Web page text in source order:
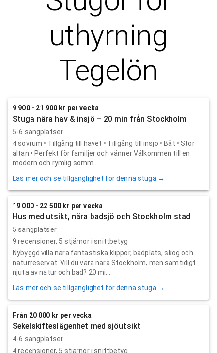
uthyrning
Tegelön
9 900 - 21 900 kr per vecka
Stuga nära hav & insjö – 20 min från Stockholm
5-6 sängplatser
4 sovrum • Tillgång till havet • Tillgång till insjö • Båt • Stor
altan • Perfekt för familjer och vänner Välkommen till en
modern och rymlig somm...
Läs mer och se tillgänglighet för denna stuga →
19 000 - 22 500 kr per vecka
Hus med utsikt, nära badsjö och Stockholm stad
5 sängplatser
9 recensioner, 5 stjärnor i snittbetyg
Nybyggd villa nära fantastiska klippor, badplats, skog och
naturreservat. Vill du vara nära Stockholm, men samtidigt
njuta av natur och bad? 20 mi...
Läs mer och se tillgänglighet för denna stuga →
Från 20 000 kr per vecka
Sekelskifteslägenhet med sjöutsikt
4-6 sängplatser
4recensioner, 5 stjärnor i snittbetyg